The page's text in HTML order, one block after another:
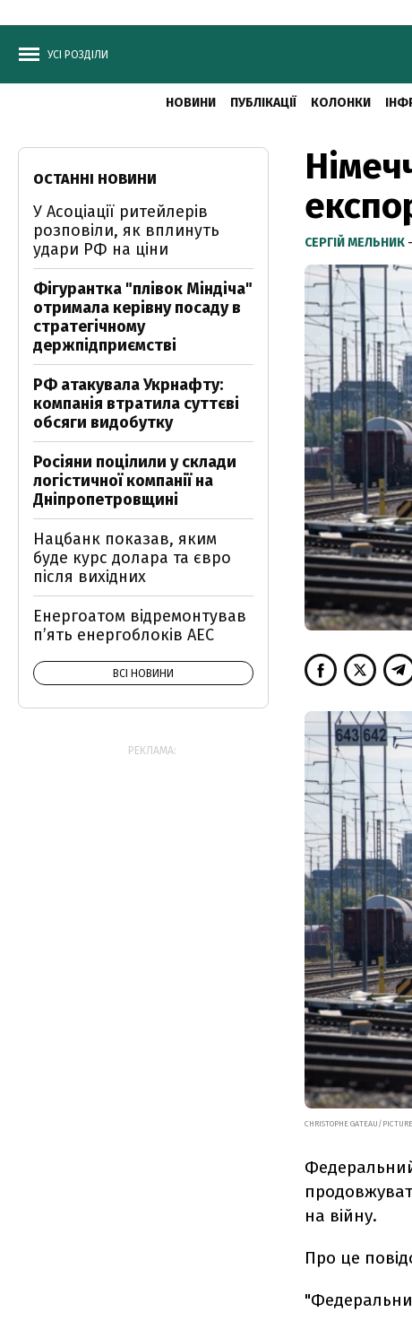
УСІ РОЗДІЛИ
НОВИНИ ПУБЛІКАЦІЇ КОЛОНКИ
CЕРГІЙ МЕЛЬНИК
CHRISTOPHE GATEAU/
на війну.
Про це
ОСТАННІ НОВИНИ
У Асоціації ритейлерів
розповіли, як вплинуть
удари РФ на ціни
Фігурантка "плівок Міндіча"
отримала керівну посаду в
стратегічному
держпідприємстві
РФ атакувала Укрнафту:
компанія втратила суттєві
обсяги видобутку
Росіяни поцілили у склади
логістичної компанії на
Дніпропетровщині
Нацбанк показав, яким
буде курс долара та євро
після вихідних
Енергоатом відремонтував
п’ять енергоблоків АЕС
ВСІ НОВИНИ
РЕКЛАМА: